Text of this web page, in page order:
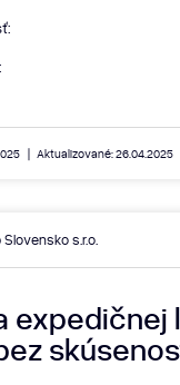
Aktualizované: 26.04.2025
s.r.o.